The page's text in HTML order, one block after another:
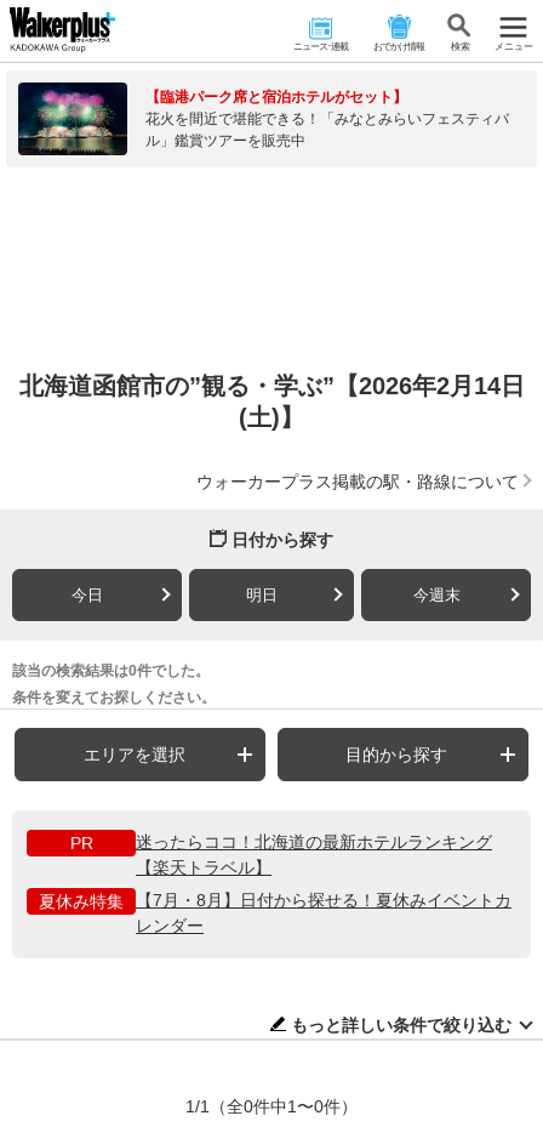
ニュース･連載 おでかけ情報 検 索 メニュー
【臨港パーク席と宿泊ホテルがセット】
花火を間近で堪能できる！「みなとみらいフェスティバ
ル」鑑賞ツアーを販売中
北海道函館市の”観る・学ぶ”【2026年2月14日
(土)】
ウォーカープラス掲載の駅・路線について
日付から探す
今日 明日 今週末
該当の検索結果は0件でした。
条件を変えてお探しください。
エリアを選択 目的から探す
PR
迷ったらココ！北海道の最新ホテルランキング
【楽天トラベル】
夏休み特集
【7月・8月】日付から探せる！夏休みイベントカ
レンダー
もっと詳しい条件で絞り込む
1/1 （全0件中1〜0件）